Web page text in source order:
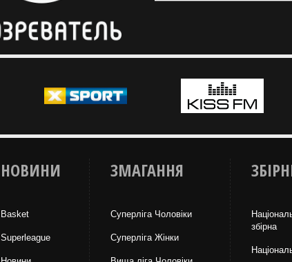
НОВИНИ
Basket
Superleague
ЗМАГАННЯ
Суперліга Чоловіки
Суперліга Жінки
збірна